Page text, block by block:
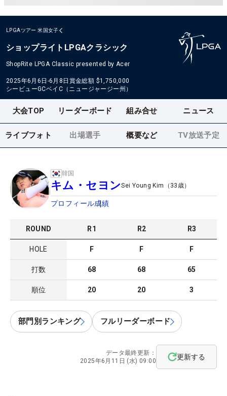
LPGAツアー 米国女子
ショップライトLPGAクラシック
ShopRite LPGA Classic presented by Acer
2025年6月6日-6月8日 賞金総額 $1,750,000
シービューGCベイC（ニュージャージー州）
大会TOP リーダーボード 組み合せ ニュース
ライブフォト 出場選手 概要など TV放送予定
韓国
キム・セヨンSei Young Kim （ 33 歳）
プロフィール成績
ROUND R1 R2 R3
HOLE F F F
打数 68 68 65
順位 20 20 3
部門別ランキング フルリーダーボード
データ最終更新：
2025年6月11日 (水) 09:00
更新する